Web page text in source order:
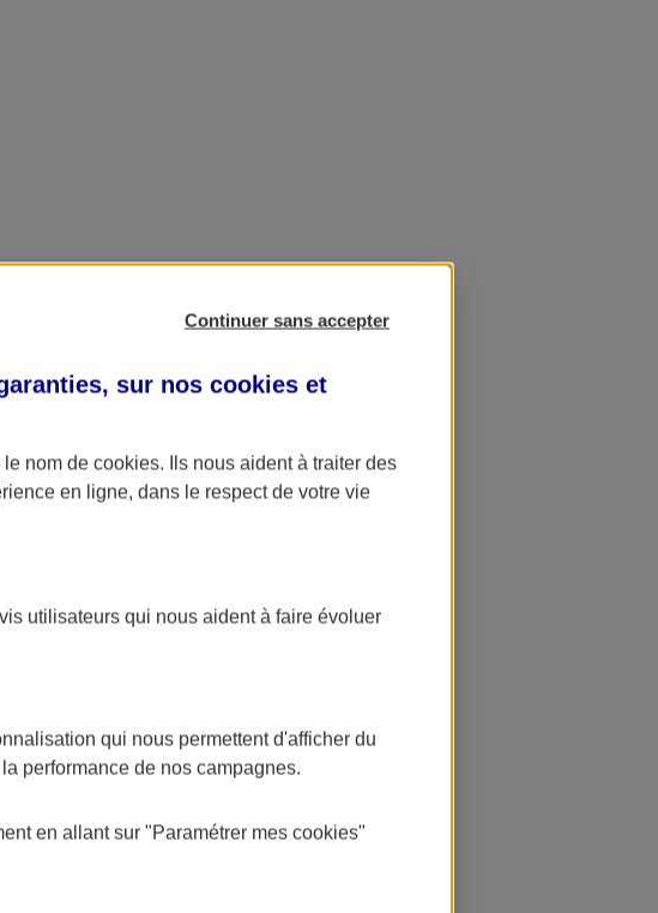
L'application AXA Banque
Continuer sans accepter
sur nos cookies et
le nom de cookies. Ils nous aident à traiter des
en ligne, dans le respect de votre vie
utilisateurs qui nous aident à faire évoluer
qui nous permettent d'afficher du
performance de nos campagnes.
en allant sur "Paramétrer mes cookies"